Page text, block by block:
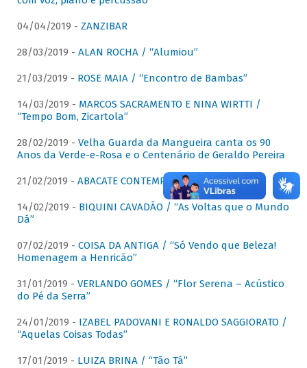
04/04/2019 - ZANZIBAR
28/03/2019 - ALAN ROCHA / “Alumiou”
21/03/2019 - ROSE MAIA / “Encontro de Bambas”
14/03/2019 - MARCOS SACRAMENTO E NINA WIRTTI /
“Tempo Bom, Zicartola”
28/02/2019 - Velha Guarda da Mangueira canta os 90
Anos da Verde-e-Rosa e o Centenário de Geraldo Pereira
21/02/2019 - ABACATE CONTEMPORÂNEO
14/02/2019 - BIQUINI CAVADÃO / “As Voltas que o Mundo
Dá”
07/02/2019 - COISA DA ANTIGA / “Só Vendo que Beleza!
Homenagem a Henricão”
31/01/2019 - VERLANDO GOMES / “Flor Serena – Acústico
do Pé da Serra”
24/01/2019 - IZABEL PADOVANI E RONALDO SAGGIORATO /
“Aquelas Coisas Todas”
17/01/2019 - LUIZA BRINA / “Tão Tá”